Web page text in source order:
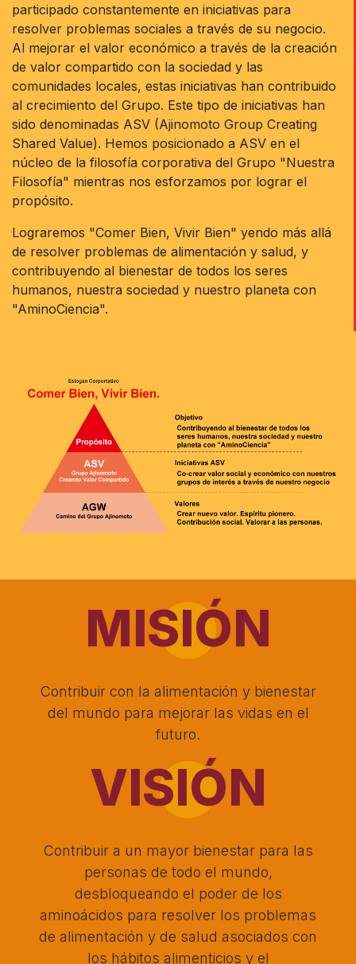
participado constantemente en iniciativas para
resolver problemas sociales a través de su negocio.
Al mejorar el valor económico a través de la creación
de valor compartido con la sociedad y las
comunidades locales, estas iniciativas han contribuido
al crecimiento del Grupo. Este tipo de iniciativas han
sido denominadas ASV (Ajinomoto Group Creating
Shared Value). Hemos posicionado a ASV en el
núcleo de la filosofía corporativa del Grupo "Nuestra
Filosofía" mientras nos esforzamos por lograr el
propósito.
Lograremos "Comer Bien, Vivir Bien" yendo más allá
de resolver problemas de alimentación y salud, y
contribuyendo al bienestar de todos los seres
humanos, nuestra sociedad y nuestro planeta con
"AminoCiencia".
MISIÓN
Contribuir con la alimentación y bienestar
del mundo para mejorar las vidas en el
futuro.
VISIÓN
Contribuir a un mayor bienestar para las
personas de todo el mundo,
desbloqueando el poder de los
aminoácidos para resolver los problemas
de alimentación y de salud asociados con
los hábitos alimenticios y el